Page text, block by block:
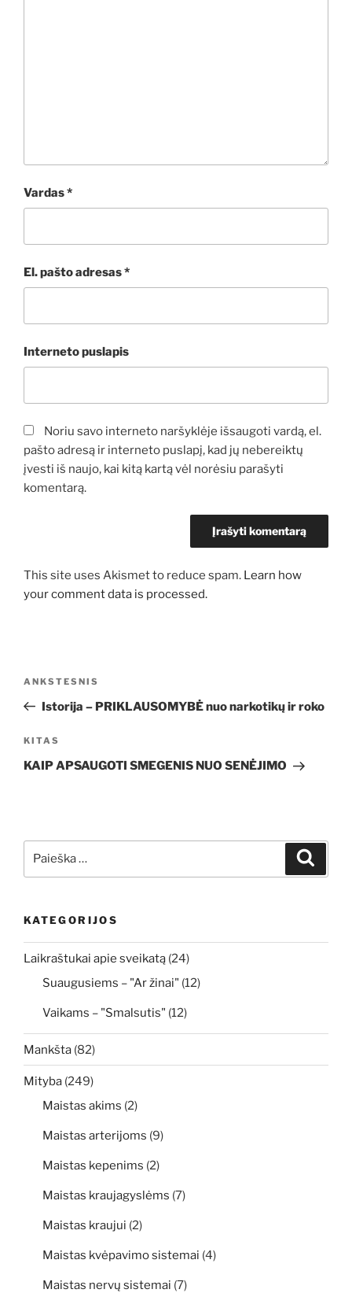
Vardas*
El. pašto adresas*
Interneto puslapis
Noriu savo interneto naršyklėje išsaugoti vardą, el.
pašto adresą ir interneto puslapį, kad jų nebereiktų
įvesti iš naujo, kai kitą kartą vėl norėsiu parašyti
komentarą.
This site uses Akismet to reduce spam. Learn how
your comment data is processed.
įrašų
Ankstesnis
įrašas
ANKSTESNIS
Istorija – PRIKLAUSOMYBĖ nuo narkotikų ir roko
Kitas
įrašas
KITAS
KAIP APSAUGOTI SMEGENIS NUO SENĖJIMO
KATEGORIJOS
Laikraštukai apie sveikatą (24)
Suaugusiems – "Ar žinai" (12)
Vaikams – "Smalsutis" (12)
Mankšta (82)
Mityba (249)
Maistas akims (2)
Maistas arterijoms (9)
Maistas kepenims (2)
Maistas kraujagyslėms (7)
Maistas kraujui (2)
Maistas kvėpavimo sistemai (4)
Maistas nervų sistemai (7)